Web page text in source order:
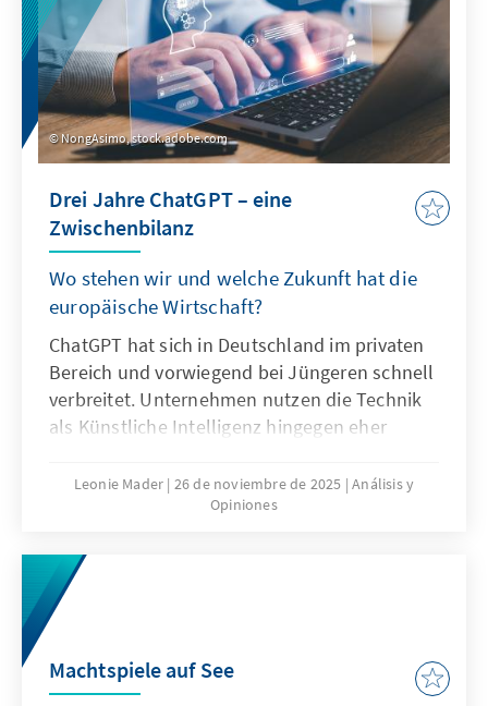
NongAsimo, stock.adobe.com
Drei Jahre ChatGPT – eine
Zwischenbilanz
Wo stehen wir und welche Zukunft hat die
europäische Wirtschaft?
ChatGPT hat sich in Deutschland im privaten
Bereich und vorwiegend bei Jüngeren schnell
verbreitet. Unternehmen nutzen die Technik
als Künstliche Intelligenz hingegen eher
hierfür sind nicht nur technische
Eigenschaften von ChatGPT, sondern auch
oder die Spezifikation. Für Europa geht es
deshalb nicht darum, ChatGPT mit
Verzögerung nachzubauen. Vielmehr gilt es
außereuropäische so anzupassen, dass sie als
Produkte besser zu den institutionalisierten
Leonie Mader 26 de noviembre de 2025 Análisis y
Opiniones
Machtspiele auf See